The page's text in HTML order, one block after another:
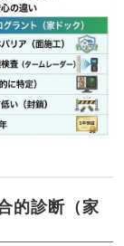
的診断（家